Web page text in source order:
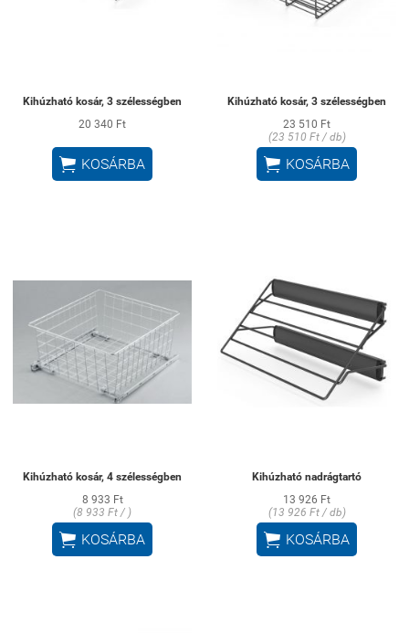
Kihúzható kosár, 3 szélességben
20 340 Ft
 KOSÁRBA
Kihúzható kosár, 3 szélességben
23 510 Ft
(23 510 Ft / db)
 KOSÁRBA
Kihúzható kosár, 4 szélességben
8 933 Ft
(8 933 Ft / )
 KOSÁRBA
Kihúzható nadrágtartó
13 926 Ft
(13 926 Ft / db)
 KOSÁRBA